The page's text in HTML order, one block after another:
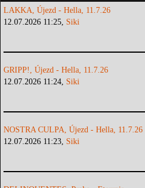
LAKKA, Újezd - Hella, 11.7.26
12.07.2026 11:25, Siki
GRIPP!, Újezd - Hella, 11.7.26
12.07.2026 11:24, Siki
NOSTRA CULPA, Újezd - Hella, 11.7.26
12.07.2026 11:23, Siki